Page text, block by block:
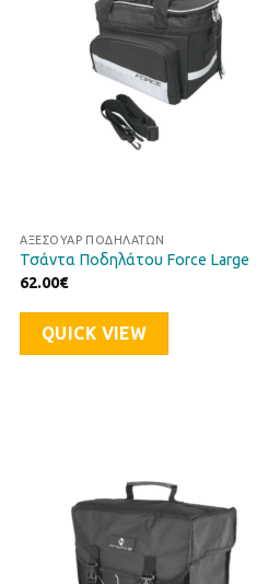
ΑΞΕΣΟΥΆΡ ΠΟΔΗΛΆΤΩΝ
Τσάντα Ποδηλάτου Force Large
62.00€
QUICK VIEW
Επιθυμιών